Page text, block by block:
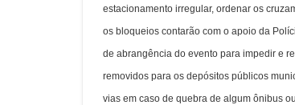
estacionamento irregular, ordenar os
os bloqueios contarão com o apoio da
de abrangência do evento para impedir e
removidos para os depósitos públicos
vias em caso de quebra de algum ônibus